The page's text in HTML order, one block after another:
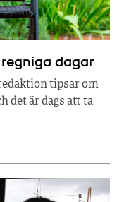
dagar
tipsar om
det är dags att ta